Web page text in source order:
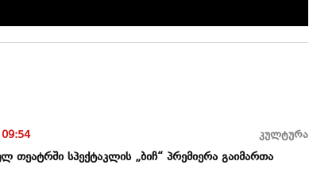
09:54 კულტურა
თეატრში სპექტაკლის „ბიჩ“ პრემიერა გაიმართა